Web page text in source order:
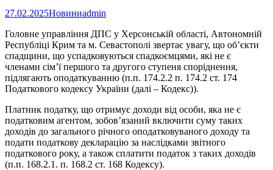
27.02.2025Новиниadmin
Головне управління ДПС у Херсонській області, Автономній
Республіці Крим та м. Севастополі звертає увагу, що об’єкти
спадщини, що успадковуються спадкоємцями, які не є
членами сім’ї першого та другого ступеня споріднення,
підлягають оподаткуванню (п.п. 174.2.2 п. 174.2 ст. 174
Податкового кодексу України (далі – Кодекс)).
Платник податку, що отримує доходи від особи, яка не є
податковим агентом, зобов’язаний включити суму таких
доходів до загального річного оподатковуваного доходу та
подати податкову декларацію за наслідками звітного
податкового року, а також сплатити податок з таких доходів
(п.п. 168.2.1. п. 168.2 ст. 168 Кодексу).